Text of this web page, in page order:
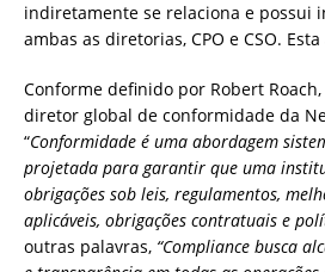
indiretamente se relaciona e possui
ambas as diretorias, CPO e CSO.
Conforme definido por Robert
diretor global de conformidade da
“Conformidade é uma abordagem
projetada para garantir que uma
obrigações sob leis, regulamentos,
aplicáveis, obrigações contratuais e
outras palavras, “Compliance busca